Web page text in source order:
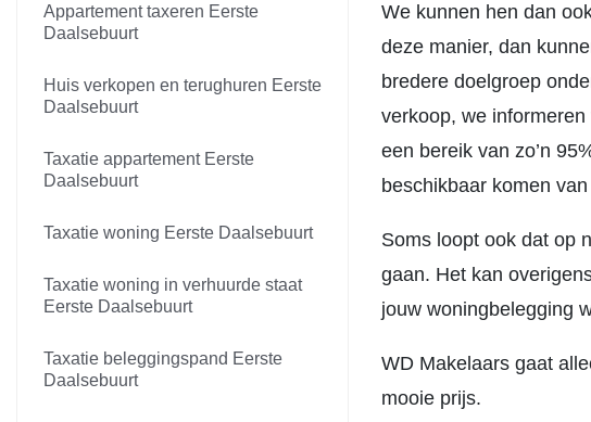
Appartement taxeren Eerste
Daalsebuurt
Huis verkopen en terughuren Eerste
Daalsebuurt
Taxatie appartement Eerste
Daalsebuurt
Taxatie woning Eerste Daalsebuurt
Taxatie woning in verhuurde staat
Eerste Daalsebuurt
Taxatie beleggingspand Eerste
Daalsebuurt
We kunnen hen dan
deze manier, dan
bredere doelgroep
verkoop, we
een bereik van zo’n
beschikbaar komen
Soms loopt ook dat op
gaan. Het kan
jouw woningbelegging
WD Makelaars gaat
mooie prijs.